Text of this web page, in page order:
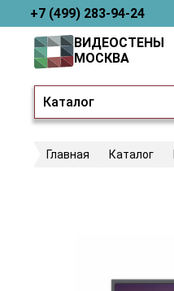
+7 (499) 283-94-24
Каталог
ВИДЕОСТЕНЫ
МОСКВА
Главная Каталог